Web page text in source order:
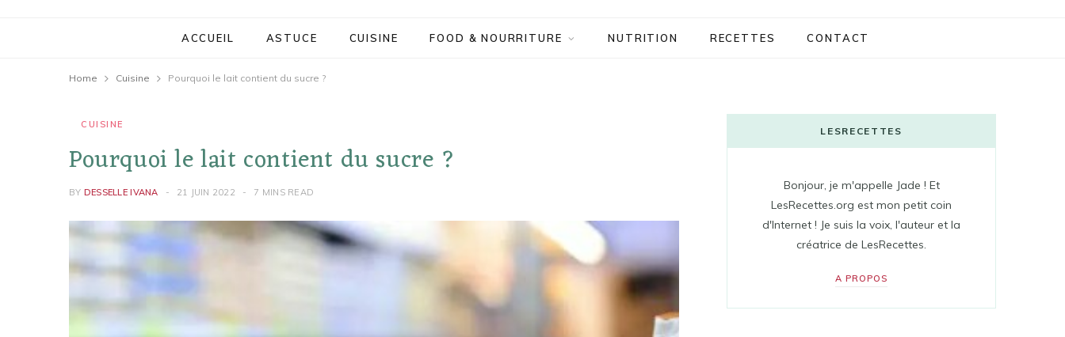
ACCUEIL ASTUCE CUISINE FOOD & NOURRITURE NUTRITION RECETTES CONTACT
Home Cuisine Pourquoi le lait contient du sucre ?
CUISINE
Pourquoi le lait contient du sucre ?
BY DESSELLE IVANA 21 JUIN 2022 7 MINS READ
LESRECETTES
Bonjour, je m'appelle Jade ! Et
LesRecettes.org est mon petit coin
d'Internet ! Je suis la voix, l'auteur et la
créatrice de LesRecettes.
A PROPOS